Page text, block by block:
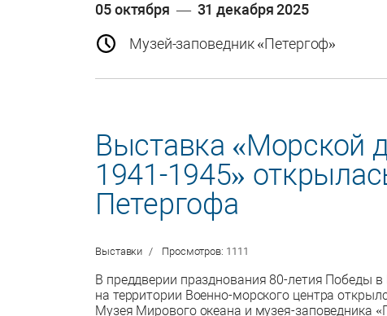
05 октября — 31 декабря 2025
Музей-заповедник «Петергоф»
Выставка «Морской
1941-1945»
Петергофа
Выставки Просмотров: 1111
В преддверии празднования 80-летия Победы
на территории Военно-морского центра
Музея Мирового океана и музея-заповедника